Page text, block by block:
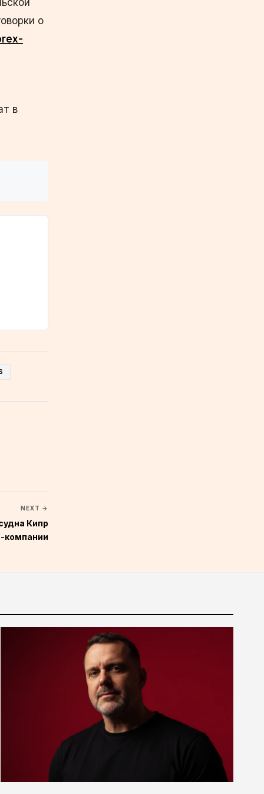
о
в
NEXT →
Кипр
компании